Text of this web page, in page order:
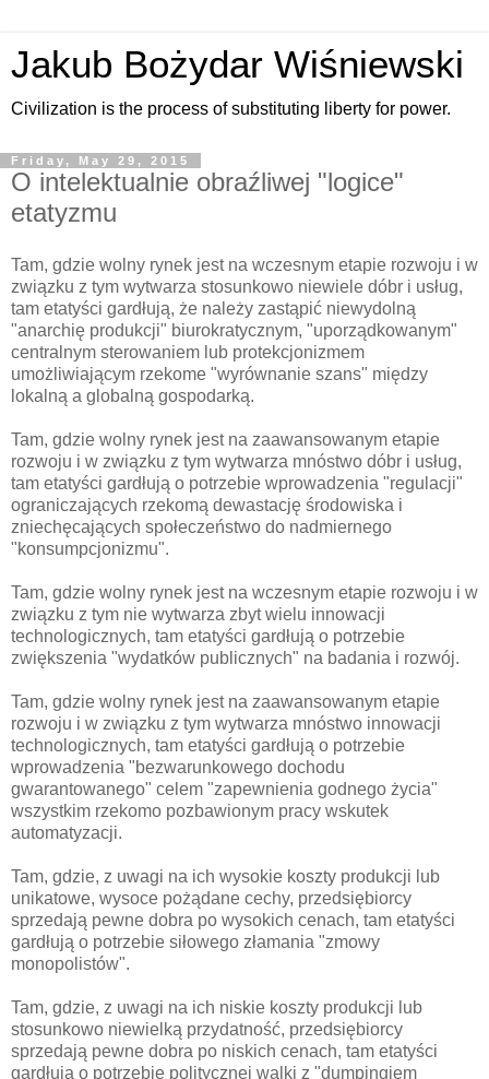
Jakub Bożydar Wiśniewski
Civilization is the process of substituting liberty for power.
Friday, May 29, 2015
O intelektualnie obraźliwej "logice"
etatyzmu
Tam, gdzie wolny rynek jest na wczesnym etapie rozwoju i w
związku z tym wytwarza stosunkowo niewiele dóbr i usług,
tam etatyści gardłują, że należy zastąpić niewydolną
"anarchię produkcji" biurokratycznym, "uporządkowanym"
centralnym sterowaniem lub protekcjonizmem
umożliwiającym rzekome "wyrównanie szans" między
lokalną a globalną gospodarką.
Tam, gdzie wolny rynek jest na zaawansowanym etapie
rozwoju i w związku z tym wytwarza mnóstwo dóbr i usług,
tam etatyści gardłują o potrzebie wprowadzenia "regulacji"
ograniczających rzekomą dewastację środowiska i
zniechęcających społeczeństwo do nadmiernego
"konsumpcjonizmu".
Tam, gdzie wolny rynek jest na wczesnym etapie rozwoju i w
związku z tym nie wytwarza zbyt wielu innowacji
technologicznych, tam etatyści gardłują o potrzebie
zwiększenia "wydatków publicznych" na badania i rozwój.
Tam, gdzie wolny rynek jest na zaawansowanym etapie
rozwoju i w związku z tym wytwarza mnóstwo innowacji
technologicznych, tam etatyści gardłują o potrzebie
wprowadzenia "bezwarunkowego dochodu
gwarantowanego" celem "zapewnienia godnego życia"
wszystkim rzekomo pozbawionym pracy wskutek
automatyzacji.
Tam, gdzie, z uwagi na ich wysokie koszty produkcji lub
unikatowe, wysoce pożądane cechy, przedsiębiorcy
sprzedają pewne dobra po wysokich cenach, tam etatyści
gardłują o potrzebie siłowego złamania "zmowy
monopolistów".
Tam, gdzie, z uwagi na ich niskie koszty produkcji lub
stosunkowo niewielką przydatność, przedsiębiorcy
sprzedają pewne dobra po niskich cenach, tam etatyści
gardłują o potrzebie politycznej walki z "dumpingiem